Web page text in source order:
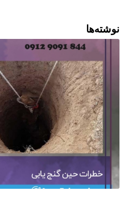
نوشته‌ها